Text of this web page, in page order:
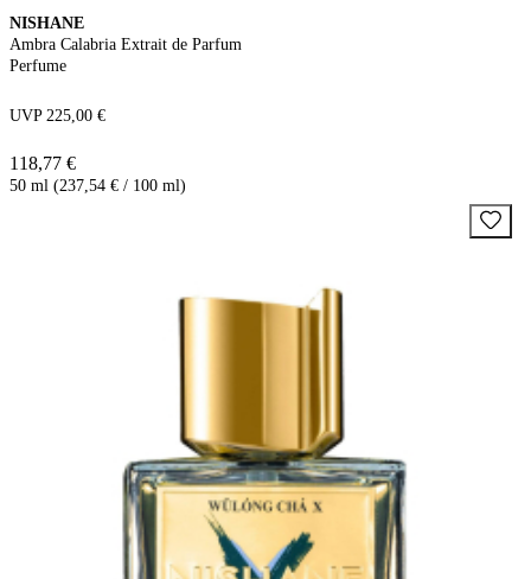
NISHANE
Ambra Calabria Extrait de Parfum
Perfume
UVP 225,00 €
118,77 €
50 ml (237,54 € / 100 ml)